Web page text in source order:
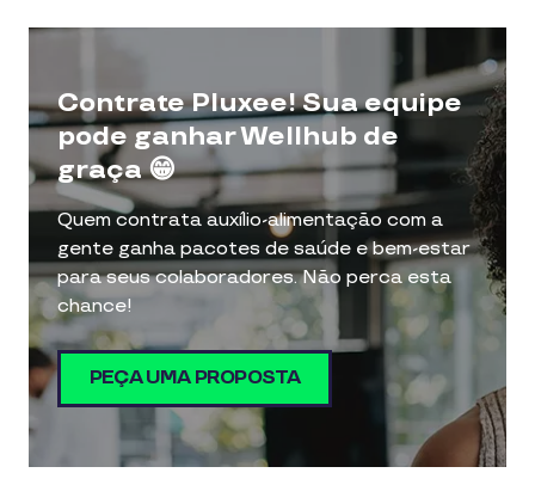
Contrate Pluxee! Sua equipe
pode ganhar Wellhub de
graça 😁
Quem contrata auxílio-alimentação com a
gente ganha pacotes de saúde e bem-estar
para seus colaboradores. Não perca esta
chance!
PEÇA UMA PROPOSTA